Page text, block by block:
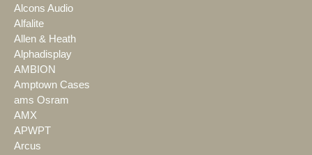
Alcons Audio
Alfalite
Allen & Heath
Alphadisplay
AMBION
Amptown Cases
ams Osram
AMX
APWPT
Arcus